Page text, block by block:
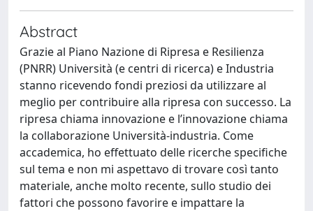
Abstract
Grazie al Piano Nazione di Ripresa e Resilienza
(PNRR) Università (e centri di ricerca) e Industria
stanno ricevendo fondi preziosi da utilizzare al
meglio per contribuire alla ripresa con successo. La
ripresa chiama innovazione e l’innovazione chiama
la collaborazione Università-industria. Come
accademica, ho effettuato delle ricerche specifiche
sul tema e non mi aspettavo di trovare così tanto
materiale, anche molto recente, sullo studio dei
fattori che possono favorire e impattare la